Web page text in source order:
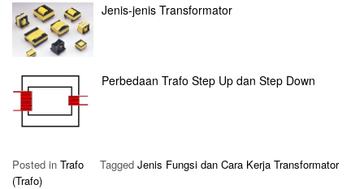
Jenis-jenis Transformator
Perbedaan Trafo Step Up dan Step Down
Posted in Trafo Tagged Jenis Fungsi dan Cara Kerja Transformator
(Trafo)